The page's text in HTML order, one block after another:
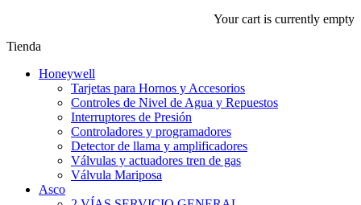
Your cart is currently empty
Tienda
Honeywell
Tarjetas para Hornos y Accesorios
Controles de Nivel de Agua y Repuestos
Interruptores de Presión
Controladores y programadores
Detector de llama y amplificadores
Válvulas y actuadores tren de gas
Válvula Mariposa
Asco